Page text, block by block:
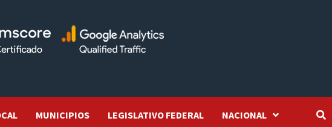
MUNICIPIOS LEGISLATIVO FEDERAL NACIONAL